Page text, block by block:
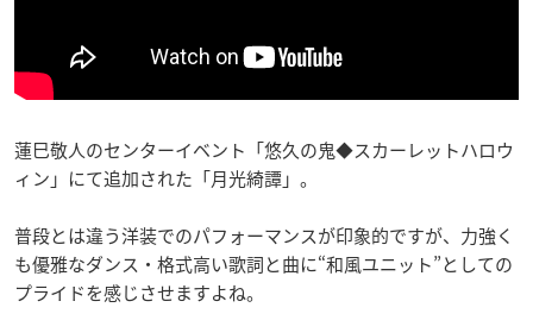
蓮巳敬人のセンターイベント「悠久の鬼◆スカーレットハロウ
ィン」にて追加された「月光綺譚」。
普段とは違う洋装でのパフォーマンスが印象的ですが、力強く
も優雅なダンス・格式高い歌詞と曲に“和風ユニット”としての
プライドを感じさせますよね。